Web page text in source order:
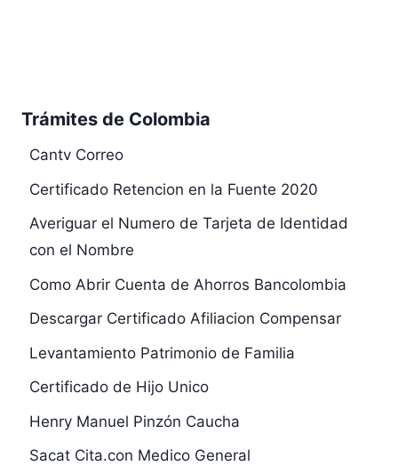
Trámites de Colombia
Cantv Correo
Certificado Retencion en la Fuente 2020
Averiguar el Numero de Tarjeta de Identidad
con el Nombre
Como Abrir Cuenta de Ahorros Bancolombia
Descargar Certificado Afiliacion Compensar
Levantamiento Patrimonio de Familia
Certificado de Hijo Unico
Henry Manuel Pinzón Caucha
Sacat Cita.con Medico General